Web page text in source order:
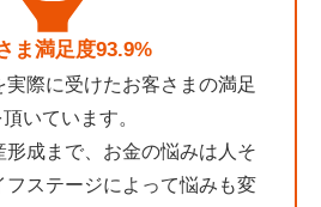
ま満足度93.9%
際に受けたお客さまの満足
いています。
成まで、お金の悩みは人そ
フステージによって悩みも変